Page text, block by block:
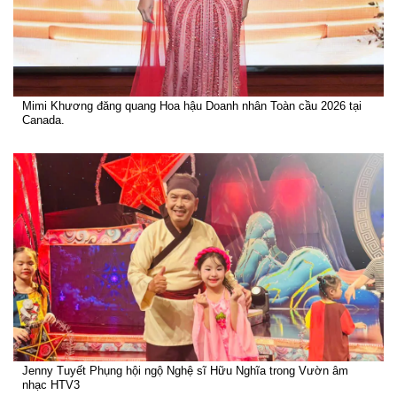
Mimi Khương đăng quang Hoa hậu Doanh nhân Toàn cầu 2026 tại
Canada.
Jenny Tuyết Phụng hội ngộ Nghệ sĩ Hữu Nghĩa trong Vườn âm
nhạc HTV3